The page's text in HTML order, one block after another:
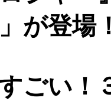
が登場
ごい！